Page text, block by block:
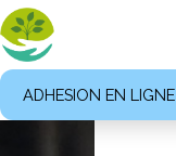
ADHESION EN LIGNE